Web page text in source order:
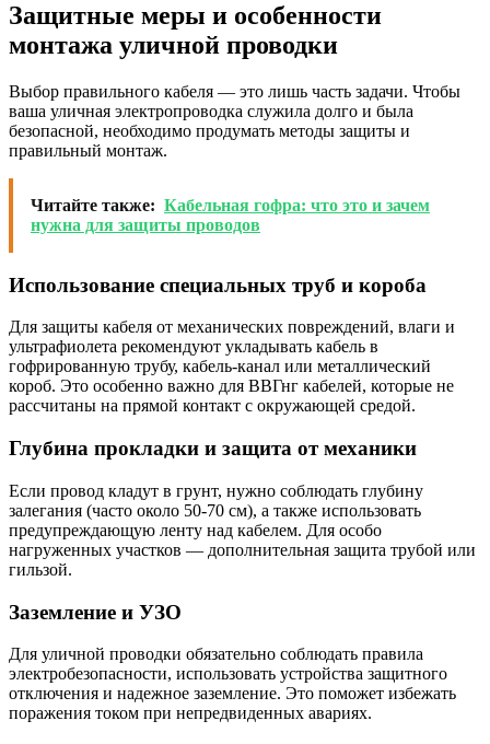
Защитные меры и особенности
монтажа уличной проводки
Выбор правильного кабеля — это лишь часть задачи. Чтобы
ваша уличная электропроводка служила долго и была
безопасной, необходимо продумать методы защиты и
правильный монтаж.
Читайте также: Кабельная гофра: что это и зачем
нужна для защиты проводов
Использование специальных труб и короба
Для защиты кабеля от механических повреждений, влаги и
ультрафиолета рекомендуют укладывать кабель в
гофрированную трубу, кабель-канал или металлический
короб. Это особенно важно для ВВГнг кабелей, которые не
рассчитаны на прямой контакт с окружающей средой.
Глубина прокладки и защита от механики
Если провод кладут в грунт, нужно соблюдать глубину
залегания (часто около 50-70 см), а также использовать
предупреждающую ленту над кабелем. Для особо
нагруженных участков — дополнительная защита трубой или
гильзой.
Заземление и УЗО
Для уличной проводки обязательно соблюдать правила
электробезопасности, использовать устройства защитного
отключения и надежное заземление. Это поможет избежать
поражения током при непредвиденных авариях.